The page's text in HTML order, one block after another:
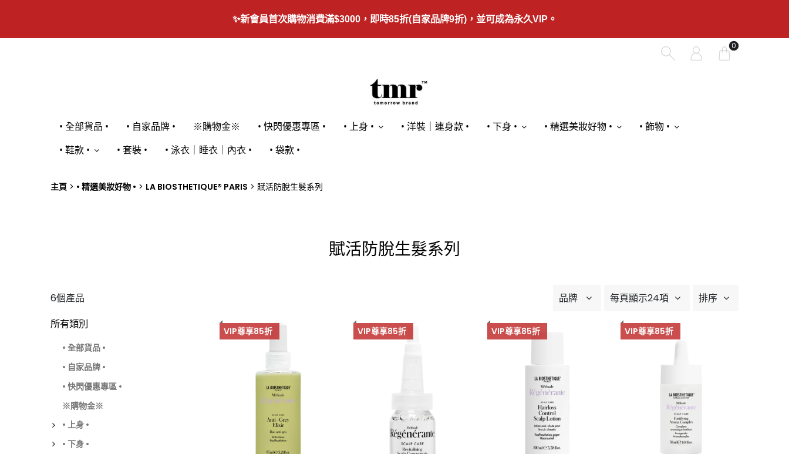
✨新會員首次購物消費滿$3000，即時85折(自家品牌9折)，並可成為永久VIP。
0
• 全部貨品 • • 自家品牌 • ※購物金※ • 快閃優惠專區 • • 上身 • • 洋裝｜連身款 • • 下身 • • 精選美妝好物 •
• 飾物 •
• 鞋款 •
• 套裝 • • 泳衣｜睡衣｜內衣 • • 袋款 •
主頁 • 精選美妝好物 • LA BIOSTHETIQUE® PARIS 賦活防脫生髮系列
賦活防脫生髮系列
品牌 每頁顯示24項 排序
6個產品
所有類別
• 全部貨品 •
• 自家品牌 •
• 快閃優惠專區 •
※購物金※
• 上身 •
• 下身 •
VIP尊享85折 VIP尊享85折 VIP尊享85折 VIP尊享85折